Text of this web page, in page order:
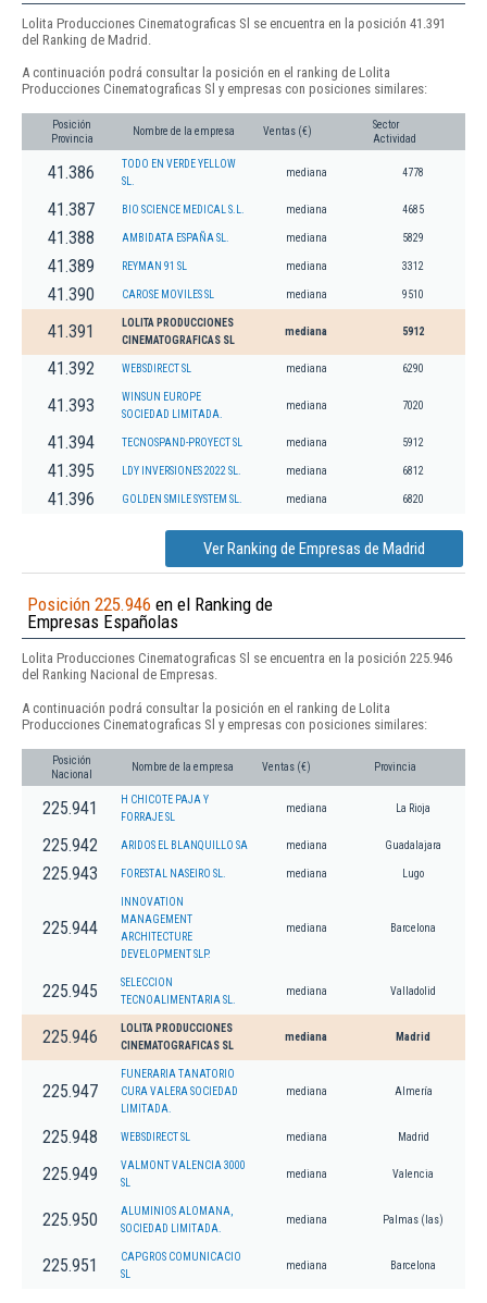
Lolita Producciones Cinematograficas Sl se encuentra en la posición 41.391
del Ranking de Madrid.
A continuación podrá consultar la posición en el ranking de Lolita
Producciones Cinematograficas Sl y empresas con posiciones similares:
Posición
Provincia
Nombre de la empresa Ventas (€)
Sector
Actividad
41.386
TODO EN VERDE YELLOW
SL.
mediana 4778
41.387 BIO SCIENCE MEDICAL S.L. mediana 4685
41.388 AMBIDATA ESPAÑA SL. mediana 5829
41.389 REYMAN 91 SL mediana 3312
41.390 CAROSE MOVILES SL mediana 9510
41.391
LOLITA PRODUCCIONES
CINEMATOGRAFICAS SL
mediana 5912
41.392 WEBSDIRECT SL mediana 6290
41.393
WINSUN EUROPE
SOCIEDAD LIMITADA.
mediana 7020
41.394 TECNOSPAND-PROYECT SL mediana 5912
41.395 LDY INVERSIONES 2022 SL. mediana 6812
41.396 GOLDEN SMILE SYSTEM SL. mediana 6820
Ver Ranking de Empresas de Madrid
Posición 225.946 en el Ranking de
Empresas Españolas
Lolita Producciones Cinematograficas Sl se encuentra en la posición 225.946
del Ranking Nacional de Empresas.
A continuación podrá consultar la posición en el ranking de Lolita
Producciones Cinematograficas Sl y empresas con posiciones similares:
Posición
Nacional
Nombre de la empresa Ventas (€) Provincia
225.941
H CHICOTE PAJA Y
FORRAJE SL
mediana La Rioja
225.942 ARIDOS EL BLANQUILLO SA mediana Guadalajara
225.943 FORESTAL NASEIRO SL. mediana Lugo
225.944
INNOVATION
MANAGEMENT
ARCHITECTURE
DEVELOPMENT SLP.
mediana Barcelona
225.945
SELECCION
TECNOALIMENTARIA SL.
mediana Valladolid
225.946
LOLITA PRODUCCIONES
CINEMATOGRAFICAS SL
mediana Madrid
225.947
FUNERARIA TANATORIO
CURA VALERA SOCIEDAD
LIMITADA.
mediana Almería
225.948 WEBSDIRECT SL mediana Madrid
225.949
VALMONT VALENCIA 3000
SL
mediana Valencia
225.950
ALUMINIOS ALOMANA,
SOCIEDAD LIMITADA.
mediana Palmas (las)
225.951
CAPGROS COMUNICACIO
SL
mediana Barcelona